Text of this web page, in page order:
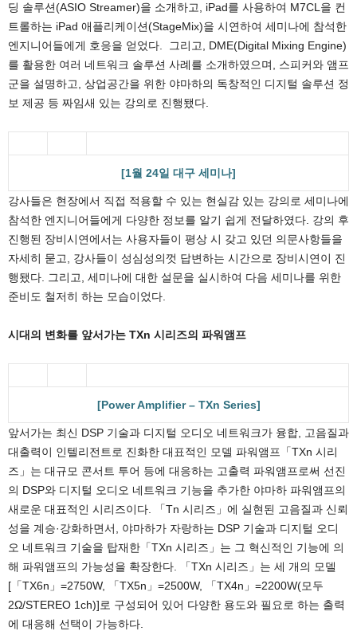
딩 솔루션(ASIO Streamer)을 소개하고, iPad를 사용하여 M7CL을 컨
트롤하는 iPad 애플리케이션(StageMix)을 시연하여 세미나에 참석한
엔지니어들에게 호응을 얻었다. 그리고, DME(Digital Mixing Engine)
를 활용한 여러 네트워크 솔루션 사례를 소개하였으며, 스피커와 앰프
군을 설명하고, 상업공간을 위한 야마하의 독창적인 디지털 솔루션 정
보 제공 등 짜임새 있는 강의로 진행됐다.
[1월 24일 대구 세미나]
강사들은 현장에서 직접 적용할 수 있는 현실감 있는 강의로 세미나에
참석한 엔지니어들에게 다양한 정보를 알기 쉽게 전달하였다. 강의 후
진행된 장비시연에서는 사용자들이 평상 시 갖고 있던 의문사항들을
자세히 묻고, 강사들이 성심성의껏 답변하는 시간으로 장비시연이 진
행됐다. 그리고, 세미나에 대한 설문을 실시하여 다음 세미나를 위한
준비도 철저히 하는 모습이었다.
시대의 변화를 앞서가는 TXn 시리즈의 파워앰프
[Power Amplifier – TXn Series]
앞서가는 최신 DSP 기술과 디지털 오디오 네트워크가 융합, 고음질과
대출력이 인텔리전트로 진화한 대표적인 모델 파워앰프「TXn 시리
즈」는 대규모 콘서트 투어 등에 대응하는 고출력 파워앰프로써 선진
의 DSP와 디지털 오디오 네트워크 기능을 추가한 야마하 파워앰프의
새로운 대표적인 시리즈이다. 「Tn 시리즈」에 실현된 고음질과 신뢰
성을 계승·강화하면서, 야마하가 자랑하는 DSP 기술과 디지털 오디
오 네트워크 기술을 탑재한「TXn 시리즈」는 그 혁신적인 기능에 의
해 파워앰프의 가능성을 확장한다. 「TXn 시리즈」는 세 개의 모델
[「TX6n」=2750W, 「TX5n」=2500W, 「TX4n」=2200W(모두
2Ω/STEREO 1ch)]로 구성되어 있어 다양한 용도와 필요로 하는 출력
에 대응해 선택이 가능하다.